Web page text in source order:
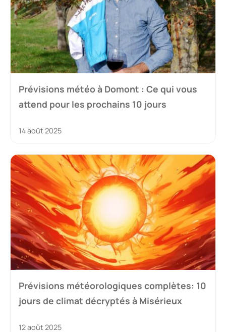
Prévisions météo à Domont : Ce qui vous
attend pour les prochains 10 jours
14 août 2025
Prévisions météorologiques complètes: 10
jours de climat décryptés à Misérieux
12 août 2025